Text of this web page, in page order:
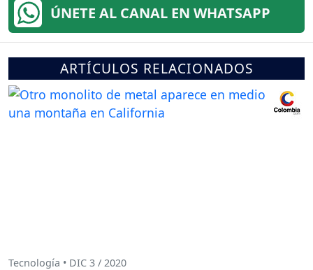
ÚNETE AL CANAL EN WHATSAPP
ARTÍCULOS RELACIONADOS
Tecnología • DIC 3 / 2020